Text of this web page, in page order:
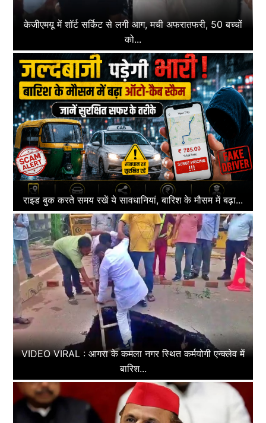
केजीएमयू में शॉर्ट सर्किट से लगी आग, मची अफरातफरी, 50 बच्चों
को...
राइड बुक करते समय रखें ये सावधानियां, बारिश के मौसम में बढ़ा...
VIDEO VIRAL : आगरा के कमला नगर स्थित कर्मयोगी एन्क्लेव में
बारिश...